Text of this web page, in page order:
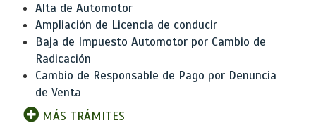
Alta de Automotor
Ampliación de Licencia de conducir
Baja de Impuesto Automotor por Cambio de
Radicación
Cambio de Responsable de Pago por Denuncia
de Venta
MÁS TRÁMITES